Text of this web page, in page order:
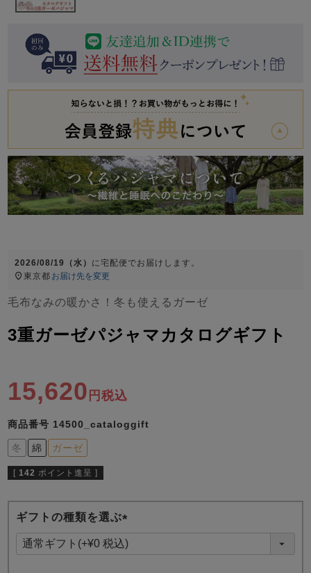
春 夏 秋 冬
ボーイズパジャマ
春 夏 秋
- Item Ranking -
すべての季節のパジャマ一覧はこちら
売れ筋ランキング
すべての生地一覧はこちら
作務衣
羽織・バスロ
上着単品
ズボン単品
すべてのキッ
パジャマ
ガールズ前開
ガールズかぶ
ボーイズ長袖
2026/08/19（水） に宅配便 でお届けします。
東京都 お届け先を変更
毛布なみの暖かさ！冬も使えるガーゼ
3重ガーゼパジャマカタログギフト
15,620 税込
商品番号 14500_cataloggift
冬 綿 ガーゼ
[ 142 ポイント進呈 ]
ギフトの種類を選ぶ
(
必